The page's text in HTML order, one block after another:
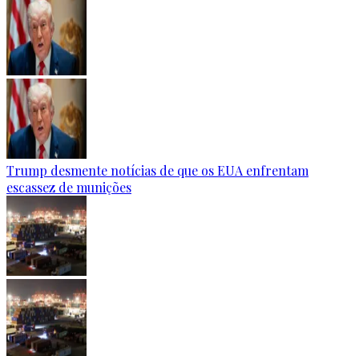
Trump desmente notícias de que os EUA enfrentam
escassez de munições